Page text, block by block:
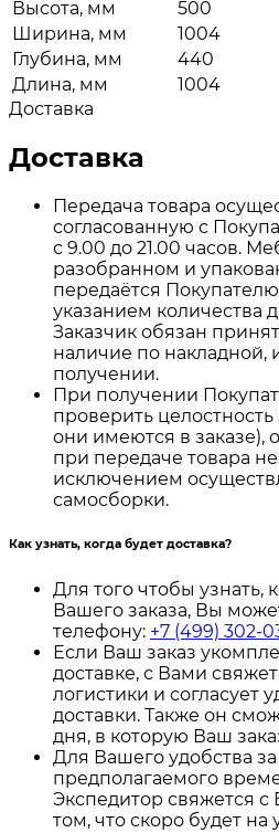
Высота, мм
500
Ширина, мм
1004
Глубина, мм
440
Длина, мм
1004
Доставка
Доставка
Передача товара
согласованную с
с 9.00 до 21.00 часов.
разобранном и
передаётся
указанием количества
Заказчик обязан
наличие по накладной,
получении.
При получении
проверить целостность
они имеются в заказе),
при передаче товара
исключением
самосборки.
Как узнать, когда будет доставка?
Для того чтобы узнать,
Вашего заказа, Вы
телефону: +7 (499) 302-
Если Ваш заказ
доставке, с Вами
логистики и согласует
доставки. Также он
дня, в которую Ваш
Для Вашего удобства за
предполагаемого
Экспедитор свяжется
том, что скоро будет на